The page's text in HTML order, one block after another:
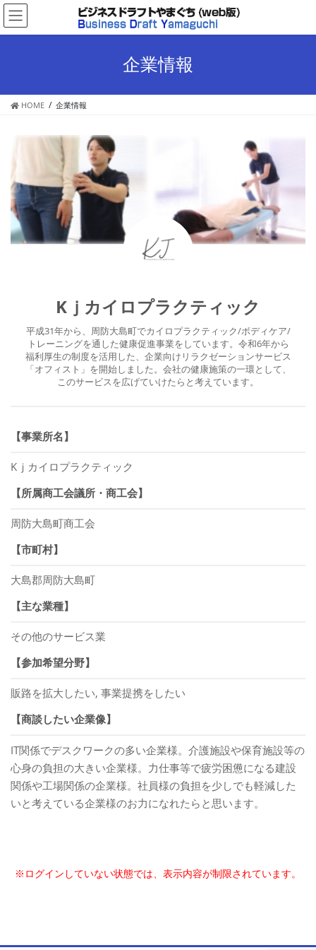
コ
ン
テ
ス
ナ
ビ
ゲ
ン
企業情報
HOME 企業情報
Kｊカイロプラクティック
平成31年から、周防大島町でカイロプラクティック/ボディケア/
トレーニングを通した健康促進事業をしています。令和6年から
福利厚生の制度を活用した、企業向けリラクゼーションサービス
「オフィスト」を開始しました。会社の健康施策の一環として、
このサービスを広げていけたらと考えています。
【事業所名】
Kｊカイロプラクティック
【所属商工会議所・商工会】
周防大島町商工会
【市町村】
大島郡周防大島町
【主な業種】
その他のサービス業
【参加希望分野】
販路を拡大したい, 事業提携をしたい
【商談したい企業像】
IT関係でデスクワークの多い企業様。介護施設や保育施設等の
心身の負担の大きい企業様。力仕事等で疲労困憊になる建設
関係や工場関係の企業様。社員様の負担を少しでも軽減した
いと考えている企業様のお力になれたらと思います。
※ログインしていない状態では、表示内容が制限されています。